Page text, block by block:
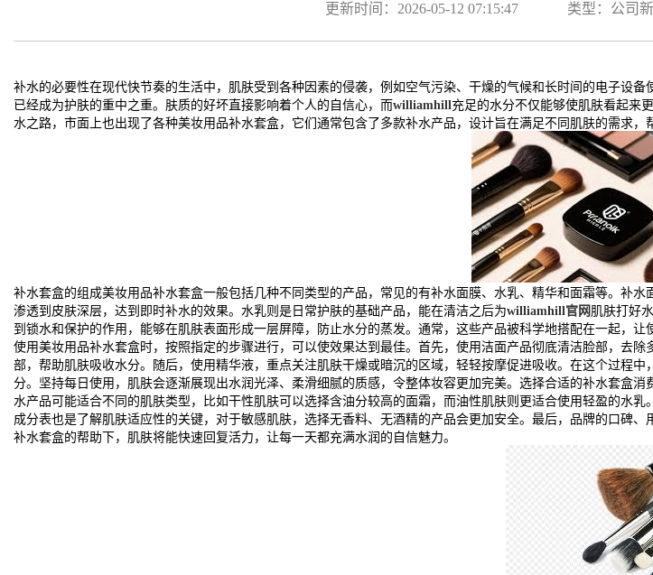
更新时间：2026-05-12 07:15:47 类型：公司
补水的必要性在现代快节奏的生活中，肌肤受到各种因素的侵袭，例如空气污染、干燥的气候和长时间的电子设
已经成为护肤的重中之重。肤质的好坏直接影响着个人的自信心，而williamhill充足的水分不仅能够使肌肤看起来
水之路，市面上也出现了各种美妆用品补水套盒，它们通常包含了多款补水产品，设计旨在满足不同肌肤的需求，
补水套盒的组成美妆用品补水套盒一般包括几种不同类型的产品，常见的有补水面膜、水乳、精华和面霜等。补
渗透到皮肤深层，达到即时补水的效果。水乳则是日常护肤的基础产品，能在清洁之后为williamhill官网 肌肤打好
到锁水和保护的作用，能够在肌肤表面形成一层屏障，防止水分的蒸发。通常，这些产品被科学地搭配在一起，
使用美妆用品补水套盒时，按照指定的步骤进行，可以使效果达到最佳。首先，使用洁面产品彻底清洁脸部，去
部，帮助肌肤吸收水分。随后，使用精华液，重点关注肌肤干燥或暗沉的区域，轻轻按摩促进吸收。在这个过程
分。坚持每日使用，肌肤会逐渐展现出水润光泽、柔滑细腻的质感，令整体妆容更加完美。选择合适的补水套盒消
水产品可能适合不同的肌肤类型，比如干性肌肤可以选择含油分较高的面霜，而油性肌肤则更适合使用轻盈的水
成分表也是了解肌肤适应性的关键，对于敏感肌肤，选择无香料、无酒精的产品会更加安全。最后，品牌的口碑
补水套盒的帮助下，肌肤将能快速回复活力，让每一天都充满水润的自信魅力。